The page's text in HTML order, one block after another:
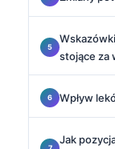
stojące za
Wpływ
Jak